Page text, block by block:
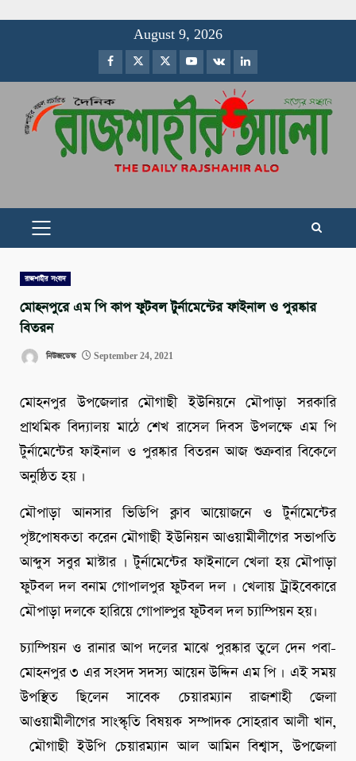
August 9, 2026
Facebook
TwitterInstagram
Youtube
VK LinkedIn
PRIMARY
রাজশাহীর সংবাদ
মোহনপুরে এম পি কাপ ফুটবল টুর্নামেন্টের ফাইনাল ও পুরষ্কার
বিতরন
নিউজডেস্ক September 24, 2021
মোহনপুর উপজেলার মৌগাছী ইউনিয়নে মৌপাড়া সরকারি
প্রাথমিক বিদ্যালয় মাঠে শেখ রাসেল দিবস উপলক্ষে এম পি
টুর্নামেন্টের ফাইনাল ও পুরষ্কার বিতরন আজ শুক্রবার বিকেলে
অনুষ্ঠিত হয় ।
মৌপাড়া আনসার ভিডিপি ক্লাব আয়োজনে ও টুর্নামেন্টের
পৃষ্টপোষকতা করেন মৌগাছী ইউনিয়ন আওয়ামীলীগের সভাপতি
আব্দুস সবুর মাস্টার । টুর্নামেন্টের ফাইনালে খেলা হয় মৌপাড়া
ফুটবল দল বনাম গোপালপুর ফুটবল দল । খেলায় ট্রাইবেকারে
মৌপাড়া দলকে হারিয়ে গোপাল্পুর ফুটবল দল চ্যাম্পিয়ন হয়।
চ্যাম্পিয়ন ও রানার আপ দলের মাঝে পুরষ্কার তুলে দেন পবা-
মোহনপুর ৩ এর সংসদ সদস্য আয়েন উদ্দিন এম পি । এই সময়
উপস্থিত ছিলেন সাবেক চেয়ারম্যান রাজশাহী জেলা
আওয়ামীলীগের সাংস্কৃতি বিষয়ক সম্পাদক সোহরাব আলী খান,
মৌগাছী ইউপি চেয়ারম্যান আল আমিন বিশ্বাস, উপজেলা